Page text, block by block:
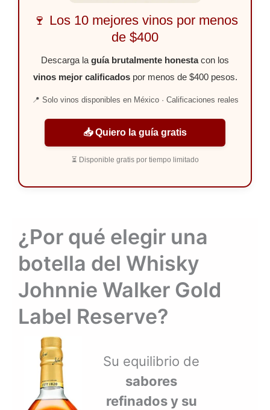
🍷 Los 10 mejores vinos por menos
de $400
Descarga laguía brutalmente honestacon los
vinos mejor calificadospor menos de $400 pesos.
📍 Solo vinos disponibles en México · Calificaciones reales
📥 Quiero la guía gratis
⏳ Disponible gratis por tiempo limitado
¿Por qué elegir una
botella del Whisky
Johnnie Walker Gold
Label Reserve?
Su equilibrio de
sabores
refinados y su